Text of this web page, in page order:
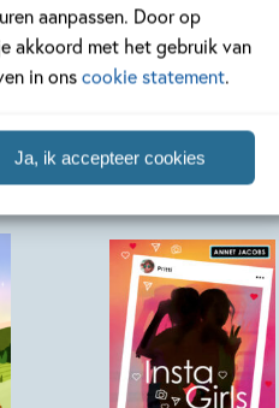
aanpassen. Door op
akkoord met het gebruik van
in onscookie statement.
Ja, ik accepteer cookies